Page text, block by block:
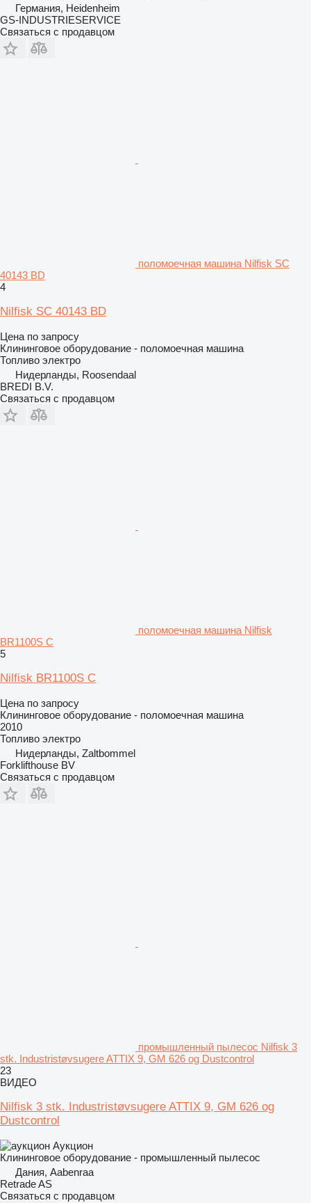
Германия, Heidenheim
GS-INDUSTRIESERVICE
Связаться с продавцом
поломоечная машина Nilfisk SC
40143 BD
4
Nilfisk SC 40143 BD
Цена по запросу
Клининговое оборудование - поломоечная машина
Топливо электро
Нидерланды, Roosendaal
BREDI B.V.
Связаться с продавцом
поломоечная машина Nilfisk
BR1100S C
5
Nilfisk BR1100S C
Цена по запросу
Клининговое оборудование - поломоечная машина
2010
Топливо электро
Нидерланды, Zaltbommel
Forklifthouse BV
Связаться с продавцом
промышленный пылесос Nilfisk 3
stk. Industristøvsugere ATTIX 9, GM 626 og Dustcontrol
23
ВИДЕО
Nilfisk 3 stk. Industristøvsugere ATTIX 9, GM 626 og
Dustcontrol
Аукцион
Клининговое оборудование - промышленный пылесос
Дания, Aabenraa
Retrade AS
Связаться с продавцом